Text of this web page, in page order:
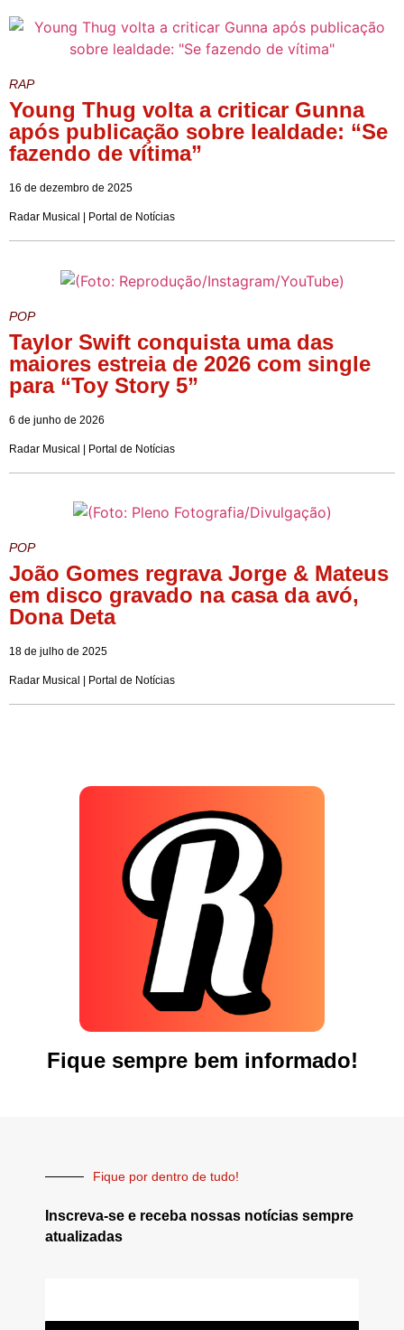
RAP
Young Thug volta a criticar Gunna
após publicação sobre lealdade: “Se
fazendo de vítima”
16 de dezembro de 2025
Radar Musical | Portal de Notícias
POP
Taylor Swift conquista uma das
maiores estreia de 2026 com single
para “Toy Story 5”
6 de junho de 2026
Radar Musical | Portal de Notícias
POP
João Gomes regrava Jorge & Mateus
em disco gravado na casa da avó,
Dona Deta
18 de julho de 2025
Radar Musical | Portal de Notícias
Fique sempre bem informado!
Fique por dentro de tudo!
Inscreva-se e receba nossas notícias sempre
atualizadas